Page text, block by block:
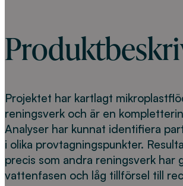
Projektet har kartlagt
reningsverk och är en
Analyser har kunnat identifiera
i olika provtagningspunkter.
precis som andra reningsverk har
vattenfasen och låg tillförsel till